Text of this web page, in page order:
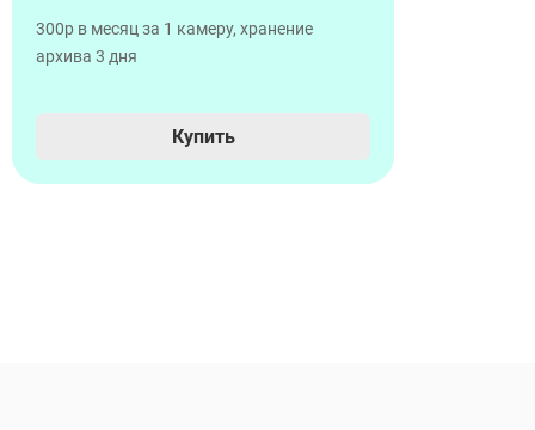
300р в месяц за 1 камеру, хранение
архива 3 дня
Купить